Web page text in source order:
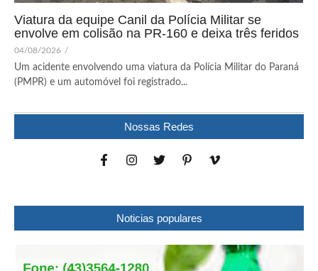
Viatura da equipe Canil da Polícia Militar se
envolve em colisão na PR-160 e deixa três feridos
04/08/2026 /
Um acidente envolvendo uma viatura da Polícia Militar do Paraná
(PMPR) e um automóvel foi registrado...
Nossas Redes
Noticias populares